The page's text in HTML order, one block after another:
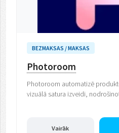
BEZMAKSAS / MAKSAS
Photoroom
Photoroom automatizē
vizuālā satura izveidi,
Vairāk